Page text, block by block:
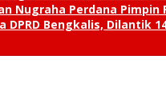
Nugraha Perdana
DPRD Bengkalis, Dilantik